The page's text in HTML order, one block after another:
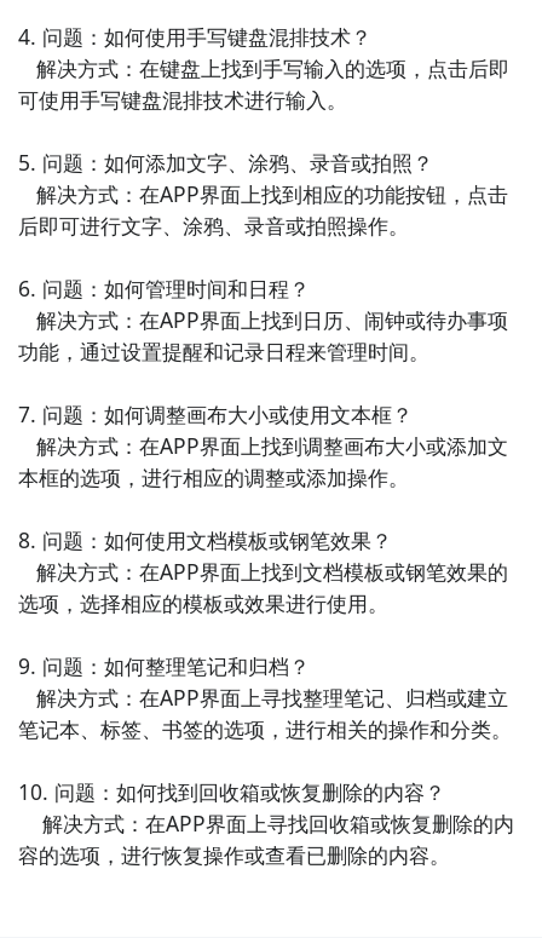
7. 《美食菜谱》：如果你是一个热爱烹饪的人，这款
APP将为你带来无尽的美食灵感。它提供了丰富的菜谱
和详细的制作步骤，让你轻松学习和尝试各种美味的菜
8. 《健身助手》：这是一款专门设计给喜欢健身和锻炼
的人的APP。它提供了各种健身计划和训练视频，帮助
你的健身效果更加明显。
9. 《旅行指南》：如果你喜欢旅行，这款APP将是你的
你规划旅行路线并了解当地的文化和特色，让你的旅行
更加丰富和有趣。
事，帮助你放松身心，促进入眠。它提供了不同类型和
主题的故事，适合各个年龄段的人群，让你在温馨的故
事中进入美好的梦乡。
4. 问题：如何使用手写键盘混排技术？
可使用手写键盘混排技术进行输入。
5. 问题：如何添加文字、涂鸦、录音或拍照？
后即可进行文字、涂鸦、录音或拍照操作。
6. 问题：如何管理时间和日程？
功能，通过设置提醒和记录日程来管理时间。
7. 问题：如何调整画布大小或使用文本框？
本框的选项，进行相应的调整或添加操作。
8. 问题：如何使用文档模板或钢笔效果？
选项，选择相应的模板或效果进行使用。
9. 问题：如何整理笔记和归档？
笔记本、标签、书签的选项，进行相关的操作和分类。
10. 问题：如何找到回收箱或恢复删除的内容？
容的选项，进行恢复操作或查看已删除的内容。